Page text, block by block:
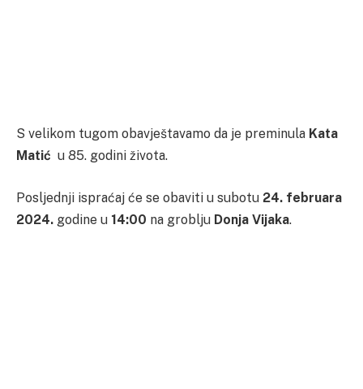
S velikom tugom obavještavamo da je preminula Kata
Matić u 85. godini života.
Posljednji ispraćaj će se obaviti u subotu 24. februara
2024. godine u 14:00 na groblju Donja Vijaka.